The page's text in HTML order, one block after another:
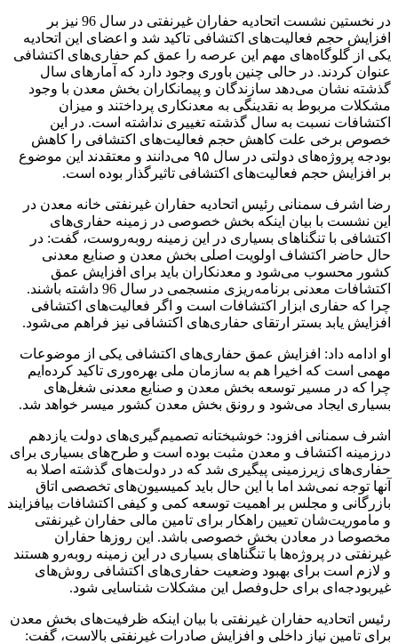
در نخستین نشست اتحادیه حفاران غیرنفتی در سال 96 نیز بر
افزایش حجم فعالیت‌های اکتشافی تاکید شد و اعضای این اتحادیه
یکی از گلوگاه‌های مهم این عرصه را عمق کم حفاری‌های اکتشافی
عنوان کردند. در حالی چنین باوری وجود دارد که آمارهای سال
گذشته نشان می‌دهد سازندگان و پیمانکاران بخش معدن با وجود
مشکلات مربوط به نقدینگی به معدنکاری پرداختند و میزان
اکتشافات نسبت به سال گذشته تغییری نداشته است. در این
خصوص برخی علت کاهش حجم فعالیت‌های اکتشافی را کاهش
بودجه پروژه‌های دولتی در سال ۹۵ می‌دانند و معتقدند این موضوع
بر افزایش حجم فعالیت‌های اکتشافی تاثیرگذار بوده است.
رضا اشرف سمنانی رئیس اتحادیه حفاران غیرنفتی خانه معدن در
این نشست با بیان اینکه بخش خصوصی در زمینه حفاری‌های
اکتشافی با تنگناهای بسیاری در این زمینه روبه‌روست، گفت: در
حال حاضر اکتشاف اولویت اصلی بخش معدن و صنایع معدنی
کشور محسوب می‌شود و معدنکاران باید برای افزایش عمق
اکتشافات معدنی برنامه‌ریزی منسجمی در سال 96 داشته باشند.
چرا که حفاری ابزار اکتشافات است و اگر فعالیت‌های اکتشافی
افزایش یابد بستر ارتقای حفاری‌های اکتشافی نیز فراهم می‌شود.
او ادامه داد: افزایش عمق حفاری‌های اکتشافی یکی از موضوعات
مهمی است که اخیرا هم به سازمان ملی بهره‌وری تاکید کرده‌ایم
چرا که در مسیر توسعه بخش معدن و صنایع معدنی شغل‌های
بسیاری ایجاد می‌شود و رونق بخش معدن کشور میسر خواهد شد.
اشرف سمنانی افزود: خوشبختانه تصمیم‌گیری‌های دولت یازدهم
درزمینه اکتشاف و معدن مثبت بوده است و طرح‌های بسیاری برای
حفاری‌های زیرزمینی پیگیری شد که در دولت‌های گذشته اصلا به
آنها توجه نمی‌شد اما با این حال باید کمیسیون‌های تخصصی اتاق
بازرگانی و مجلس بر اهمیت توسعه کمی و کیفی اکتشافات بیافزایند
و ماموریت‌شان تعیین راهکار برای تامین مالی حفاران غیرنفتی
مخصوصا در معادن بخش خصوصی باشد. این روزها حفاران
غیرنفتی در پروژه‌ها با تنگناهای بسیاری در این زمینه روبه‌رو هستند
و لازم است برای بهبود وضعیت حفاری‌های اکتشافی روش‌های
غیربودجه‌ای برای حل‌وفصل این مشکلات شناسایی شود.
رئیس اتحادیه حفاران غیرنفتی با بیان اینکه ظرفیت‌های بخش معدن
برای تامین نیاز داخلی و افزایش صادرات غیرنفتی بالاست، گفت: